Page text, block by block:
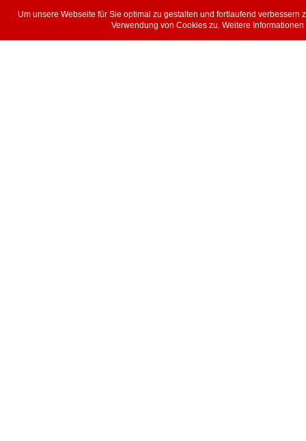
Um unsere Webseite für Sie optimal zu gestalten und fortlaufend
Verwendung von Cookies zu. Weitere